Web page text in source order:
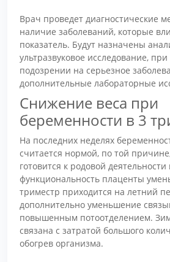
Врач проведет диагностические
наличие заболеваний, которые
показатель. Будут назначены
ультразвуковое исследование,
подозрении на серьезное
дополнительные лабораторные
Снижение веса при
беременности в 3
На последних неделях
считается нормой, по той
готовится к родовой деятельности
функциональность плаценты
триместр приходится на летний
дополнительно уменьшение
повышенным потоотделением.
связана с затратой большого
обогрев организма.